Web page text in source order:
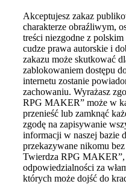
Akceptujesz zakaz
charakterze obraźliwym,
treści niezgodne z
cudze prawa autorskie i
zakazu może skutkować
zablokowaniem dostępu
internetu zostanie
zachowaniu. Wyrażasz
RPG MAKER” może w
przenieść lub zamknąć
zgodę na zapisywanie
informacji w naszej bazie
przekazywane nikomu
Twierdza RPG
odpowiedzialności za
których może dojść do